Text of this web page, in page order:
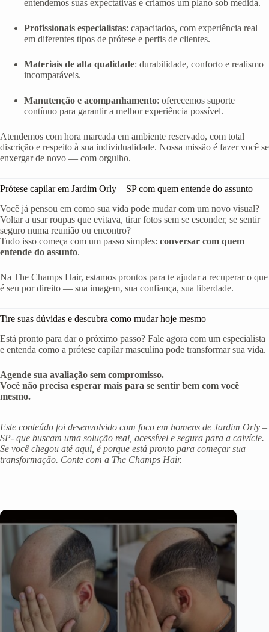
entendemos suas expectativas e criamos um plano sob medida.
Profissionais especialistas: capacitados, com experiência real
em diferentes tipos de prótese e perfis de clientes.
Materiais de alta qualidade: durabilidade, conforto e realismo
incomparáveis.
Manutenção e acompanhamento: oferecemos suporte
contínuo para garantir a melhor experiência possível.
Atendemos com hora marcada em ambiente reservado, com total
discrição e respeito à sua individualidade. Nossa missão é fazer você se
enxergar de novo — com orgulho.
Prótese capilar em Jardim Orly – SP com quem entende do assunto
Você já pensou em como sua vida pode mudar com um novo visual?
Voltar a usar roupas que evitava, tirar fotos sem se esconder, se sentir
seguro numa reunião ou encontro?
Tudo isso começa com um passo simples: conversar com quem
entende do assunto.
Na The Champs Hair, estamos prontos para te ajudar a recuperar o que
é seu por direito — sua imagem, sua confiança, sua liberdade.
Tire suas dúvidas e descubra como mudar hoje mesmo
Está pronto para dar o próximo passo? Fale agora com um especialista
e entenda como a prótese capilar masculina pode transformar sua vida.
Agende sua avaliação sem compromisso.
Você não precisa esperar mais para se sentir bem com você
mesmo.
Este conteúdo foi desenvolvido com foco em homens de Jardim Orly –
SP- que buscam uma solução real, acessível e segura para a calvície.
Se você chegou até aqui, é porque está pronto para começar sua
transformação. Conte com a The Champs Hair.